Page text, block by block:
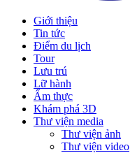
Giới thiệu
Tin tức
Điểm du lịch
Tour
Lưu trú
Lữ hành
Ẩm thực
Khám phá 3D
Thư viện media
Thư viện ảnh
Thư viện video